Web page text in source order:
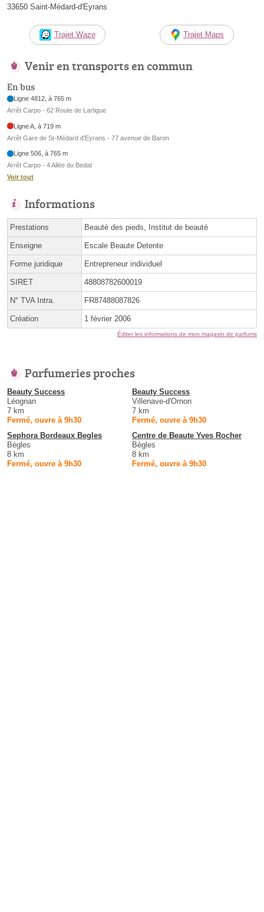
33650 Saint-Médard-d'Eyrans
Trajet Waze Trajet Maps
Venir en transports en commun
En bus
Ligne 4812, à 765 m
Arrêt Carpo - 62 Route de Lartigue
Ligne A, à 719 m
Arrêt Gare de St-Médard d’Eyrans - 77 avenue de Baron
Ligne 506, à 765 m
Arrêt Carpo - 4 Allée du Bedat
Voir tout
Informations
Prestations Beauté des pieds, Institut de beauté
Enseigne Escale Beaute Detente
Forme juridique Entrepreneur individuel
SIRET 48808782600019
N° TVA Intra. FR87488087826
Création 1 février 2006
Éditer les informations de mon magasin de parfums
Parfumeries proches
Beauty Success
Léognan
7 km
Fermé, ouvre à 9h30
Beauty Success
Villenave-d'Ornon
7 km
Fermé, ouvre à 9h30
Sephora Bordeaux Begles
Bègles
8 km
Fermé, ouvre à 9h30
Centre de Beaute Yves Rocher
Bègles
8 km
Fermé, ouvre à 9h30